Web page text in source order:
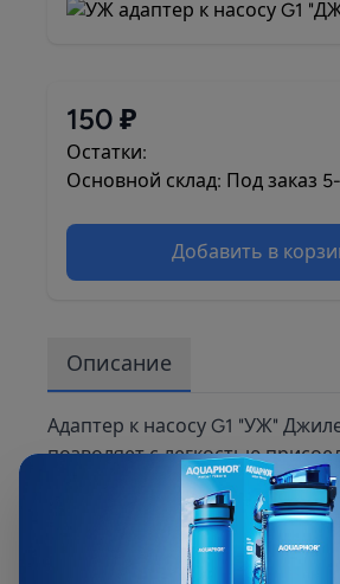
150 ₽
Остатки:
Основной склад: Под заказ
Добавить в
Описание
Адаптер к насосу G1 "УЖ"
позволяет с легкостью
любому поверхностному
автомату, имеющему
размер всасывающего
также подключиться к уже